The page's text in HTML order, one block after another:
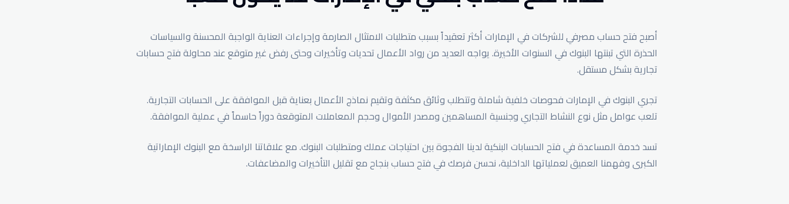
أصبح فتح حساب مصرفي للشركات في الإمارات أكثر تعقيداً بسبب متطلبات الامتثال الصارمة وإجراءات العناية الواجبة المحسنة والسياسات
الحذرة التي تبنتها البنوك في السنوات الأخيرة. يواجه العديد من رواد الأعمال تحديات وتأخيرات وحتى رفض غير متوقع عند محاولة فتح حسابات
تجارية بشكل مستقل.
تجري البنوك في الإمارات فحوصات خلفية شاملة وتتطلب وثائق مكثفة وتقيم نماذج الأعمال بعناية قبل الموافقة على الحسابات التجارية.
تلعب عوامل مثل نوع النشاط التجاري وجنسية المساهمين ومصدر الأموال وحجم المعاملات المتوقعة دوراً حاسماً في عملية الموافقة.
تسد خدمة المساعدة في فتح الحسابات البنكية لدينا الفجوة بين احتياجات عملك ومتطلبات البنوك. مع علاقاتنا الراسخة مع البنوك الإماراتية
الكبرى وفهمنا العميق لعملياتها الداخلية، نحسن فرصك في فتح حساب بنجاح مع تقليل التأخيرات والمضاعفات.